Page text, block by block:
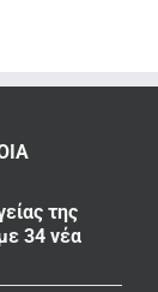
της
34 νέα